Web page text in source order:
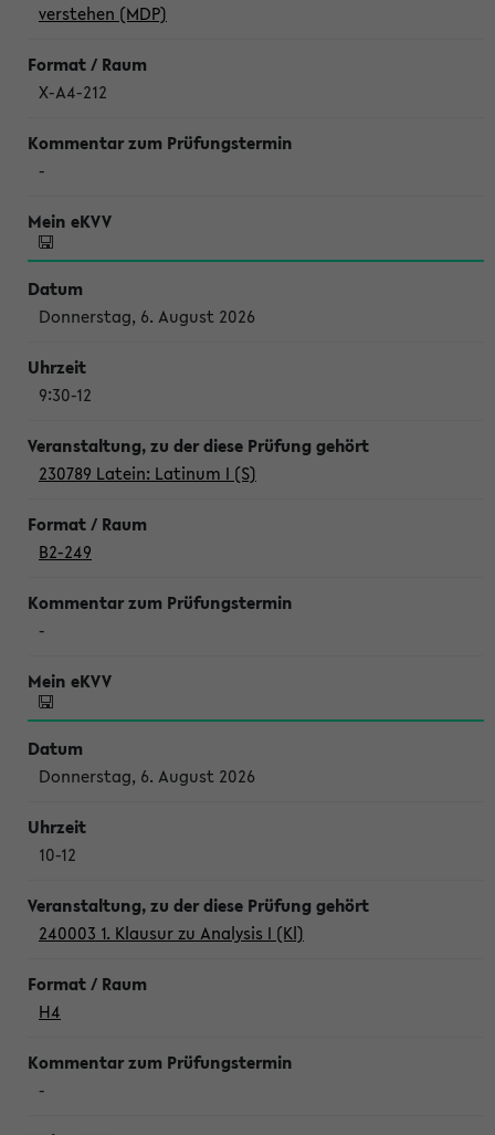
verstehen (MDP)
X-A4-212
-
Donnerstag, 6. August 2026
9:30-12
230789 Latein: Latinum I (S)
B2-249
-
Donnerstag, 6. August 2026
10-12
240003 1. Klausur zu Analysis I (Kl)
H4
-